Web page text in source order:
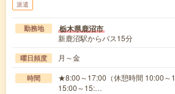
派遣
勤務地 栃木県鹿沼市
新鹿沼駅からバス15分
曜日頻度 月～金
時間
★8:00～17:00（休憩時間 10:00～
15:00～15:…